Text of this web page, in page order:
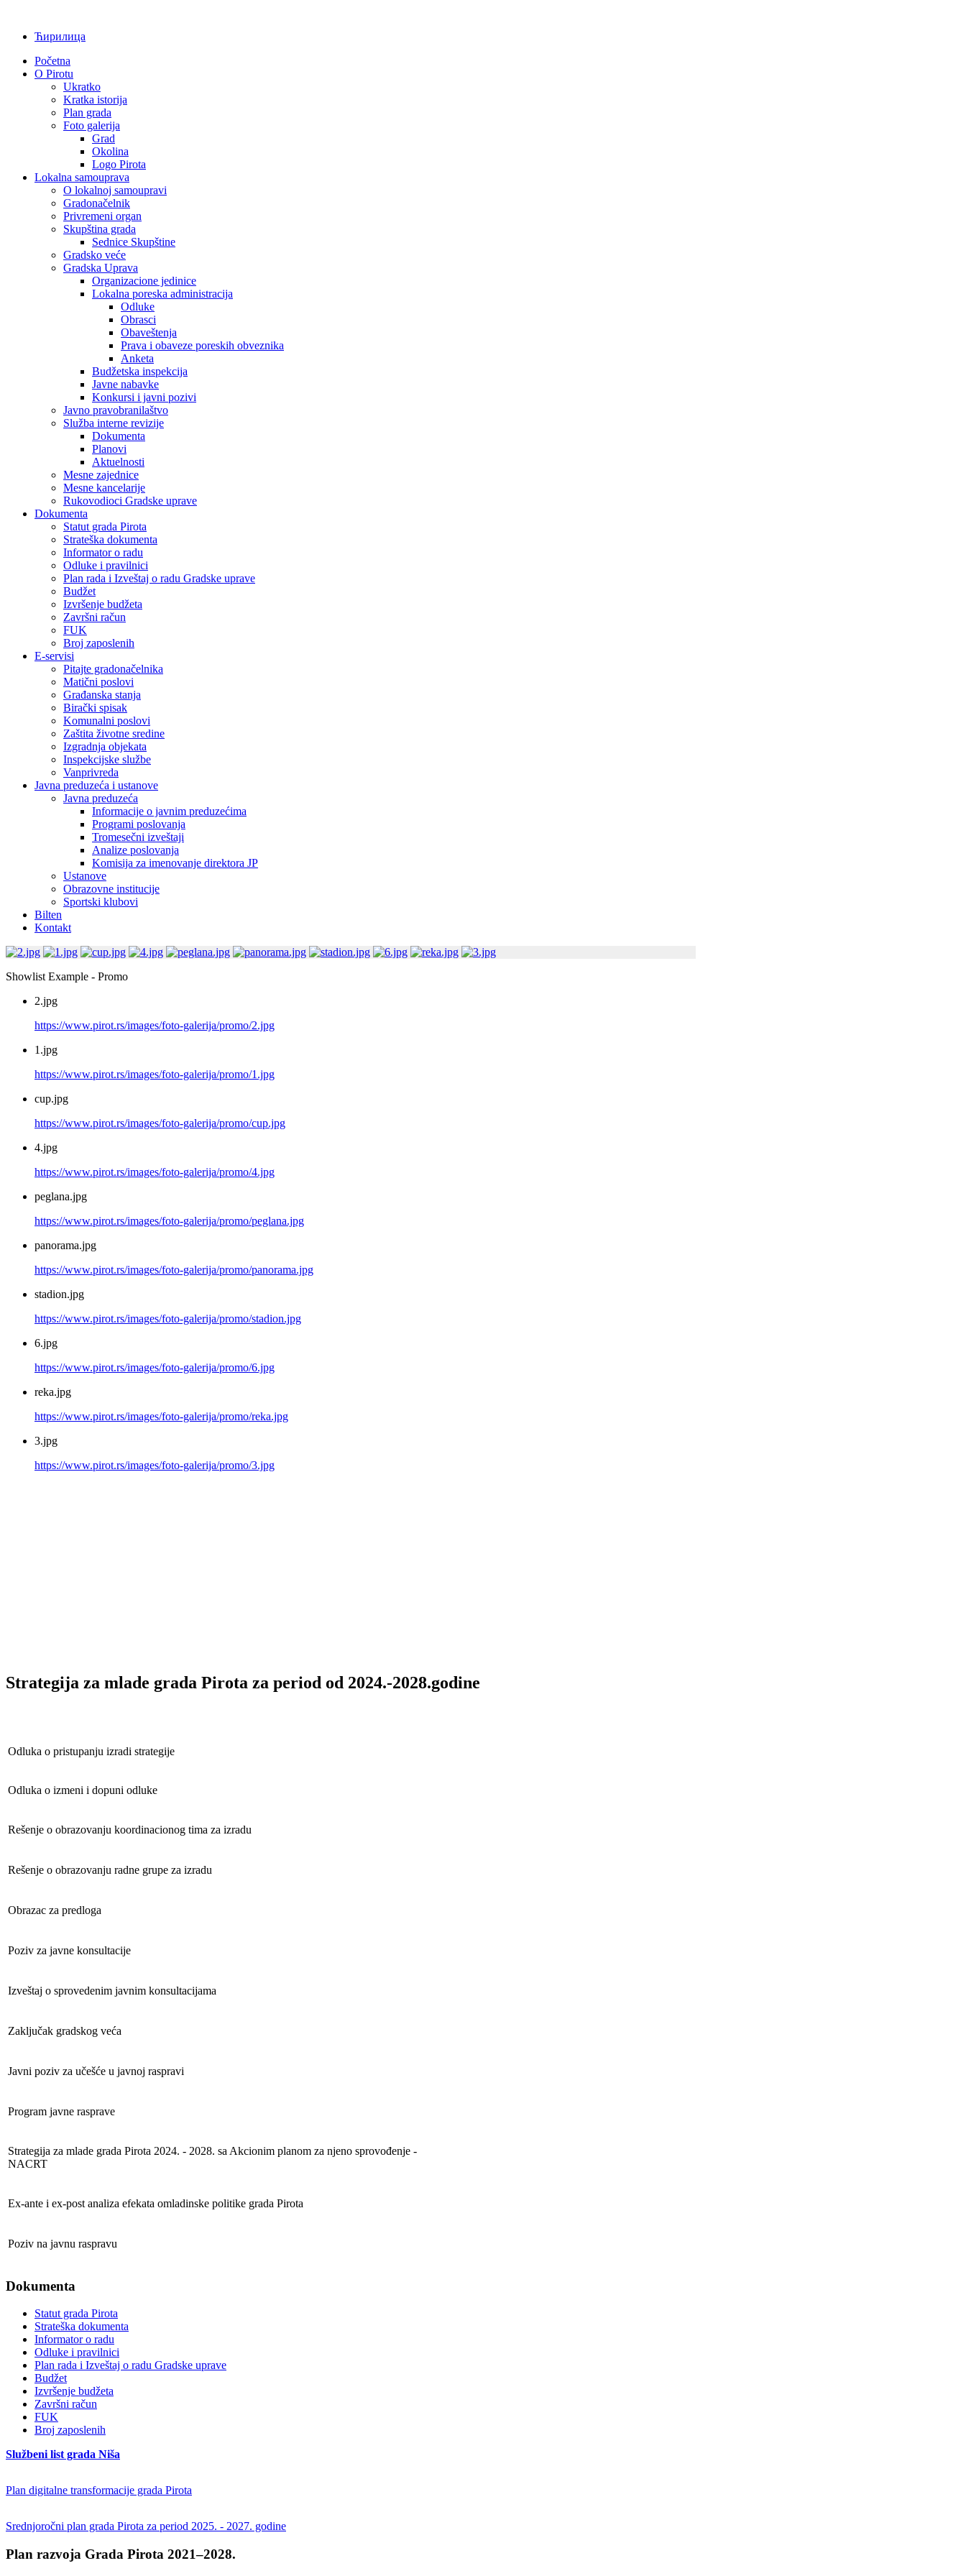
Ћирилица
Početna
O Pirotu
Ukratko
Kratka istorija
Plan grada
Foto galerija
Grad
Okolina
Logo Pirota
Lokalna samouprava
O lokalnoj samoupravi
Gradonačelnik
Privremeni organ
Skupština grada
Sednice Skupštine
Gradsko veće
Gradska Uprava
Organizacione jedinice
Lokalna poreska administracija
Odluke
Obrasci
Obaveštenja
Prava i obaveze poreskih obveznika
Anketa
Budžetska inspekcija
Javne nabavke
Konkursi i javni pozivi
Javno pravobranilaštvo
Služba interne revizije
Dokumenta
Planovi
Aktuelnosti
Mesne zajednice
Mesne kancelarije
Rukovodioci Gradske uprave
Dokumenta
Statut grada Pirota
Strateška dokumenta
Informator o radu
Odluke i pravilnici
Plan rada i Izveštaj o radu Gradske uprave
Budžet
Izvršenje budžeta
Završni račun
FUK
Broj zaposlenih
E-servisi
Pitajte gradonačelnika
Matični poslovi
Građanska stanja
Birački spisak
Komunalni poslovi
Zaštita životne sredine
Izgradnja objekata
Inspekcijske službe
Vanprivreda
Javna preduzeća i ustanove
Javna preduzeća
Informacije o javnim preduzećima
Programi poslovanja
Tromesečni izveštaji
Analize poslovanja
Komisija za imenovanje direktora JP
Ustanove
Obrazovne institucije
Sportski klubovi
Bilten
Kontakt
Showlist Example - Promo
2.jpg
https://www.pirot.rs/images/foto-galerija/promo/2.jpg
1.jpg
https://www.pirot.rs/images/foto-galerija/promo/1.jpg
cup.jpg
https://www.pirot.rs/images/foto-galerija/promo/cup.jpg
4.jpg
https://www.pirot.rs/images/foto-galerija/promo/4.jpg
peglana.jpg
https://www.pirot.rs/images/foto-galerija/promo/peglana.jpg
panorama.jpg
https://www.pirot.rs/images/foto-galerija/promo/panorama.jpg
stadion.jpg
https://www.pirot.rs/images/foto-galerija/promo/stadion.jpg
6.jpg
https://www.pirot.rs/images/foto-galerija/promo/6.jpg
reka.jpg
https://www.pirot.rs/images/foto-galerija/promo/reka.jpg
3.jpg
https://www.pirot.rs/images/foto-galerija/promo/3.jpg
Strategija za mlade grada Pirota za period od 2024.-2028.godine
Odluka o pristupanju izradi strategije
Odluka o izmeni i dopuni odluke
Rešenje o obrazovanju koordinacionog tima za izradu
Rešenje o obrazovanju radne grupe za izradu
Obrazac za predloga
Poziv za javne konsultacije
Izveštaj o sprovedenim javnim konsultacijama
Zaključak gradskog veća
Javni poziv za učešće u javnoj raspravi
Program javne rasprave
Strategija za mlade grada Pirota 2024. - 2028. sa Akcionim planom za njeno sprovođenje -
NACRT
Ex-ante i ex-post analiza efekata omladinske politike grada Pirota
Poziv na javnu raspravu
Dokumenta
Statut grada Pirota
Strateška dokumenta
Informator o radu
Odluke i pravilnici
Plan rada i Izveštaj o radu Gradske uprave
Budžet
Izvršenje budžeta
Završni račun
FUK
Broj zaposlenih
Službeni list grada Niša
Plan digitalne transformacije grada Pirota
Srednjoročni plan grada Pirota za period 2025. - 2027. godine
Plan razvoja Grada Pirota 2021–2028.